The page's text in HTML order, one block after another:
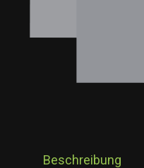
Beschreibung